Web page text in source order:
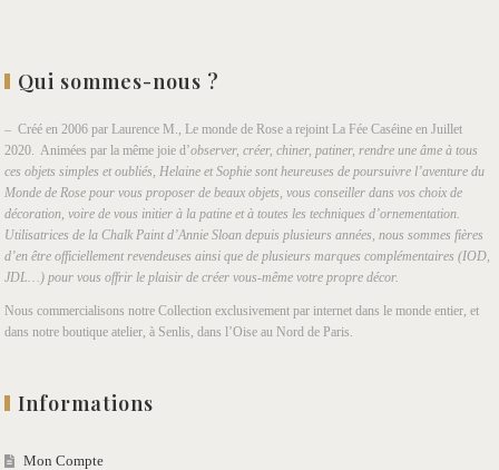
Qui sommes-nous ?
– Créé en 2006 par Laurence M., Le monde de Rose a rejoint La Fée Caséine en Juillet
2020. Animées par la même joie d’observer, créer, chiner, patiner, rendre une âme à tous
ces objets simples et oubliés, Helaine et Sophie sont heureuses de poursuivre l’aventure du
Monde de Rose pour vous proposer de beaux objets, vous conseiller dans vos choix de
décoration, voire de vous initier à la patine et à toutes les techniques d’ornementation.
Utilisatrices de la Chalk Paint d’Annie Sloan depuis plusieurs années, nous sommes fières
d’en être officiellement revendeuses ainsi que de plusieurs marques complémentaires (IOD,
JDL…) pour vous offrir le plaisir de créer vous-même votre propre décor.
Nous commercialisons notre Collection exclusivement par internet dans le monde entier, et
dans notre boutique atelier, à Senlis, dans l’Oise au Nord de Paris.
Informations
Mon Compte